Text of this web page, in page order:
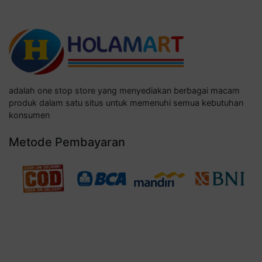
adalah one stop store yang menyediakan berbagai macam
produk dalam satu situs untuk memenuhi semua kebutuhan
konsumen
Metode Pembayaran